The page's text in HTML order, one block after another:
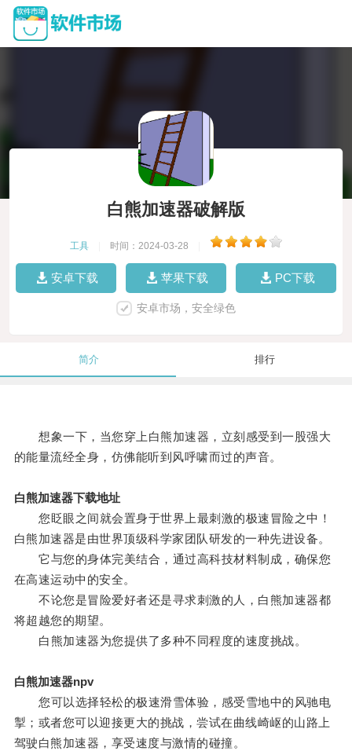
白熊加速器破解版
工具 时间：2024-03-28
安卓下载 苹果下载 PC下载
安卓市场，安全绿色
简介 排行
想象一下，当您穿上白熊加速器，立刻感受到一股强大
的能量流经全身，仿佛能听到风呼啸而过的声音。
白熊加速器下载地址
您眨眼之间就会置身于世界上最刺激的极速冒险之中！
白熊加速器是由世界顶级科学家团队研发的一种先进设备。
它与您的身体完美结合，通过高科技材料制成，确保您
在高速运动中的安全。
不论您是冒险爱好者还是寻求刺激的人，白熊加速器都
将超越您的期望。
白熊加速器为您提供了多种不同程度的速度挑战。
白熊加速器npv
您可以选择轻松的极速滑雪体验，感受雪地中的风驰电
掣；或者您可以迎接更大的挑战，尝试在曲线崎岖的山路上
驾驶白熊加速器，享受速度与激情的碰撞。